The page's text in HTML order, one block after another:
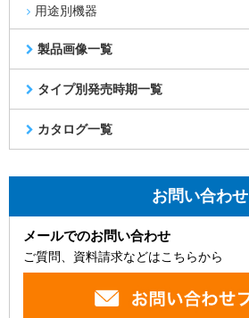
用途別機器
製品画像一覧
タイプ別発売時期一覧
カタログ一覧
お問い合わせ
メールでのお問い合わせ
ご質問、資料請求などはこちらから